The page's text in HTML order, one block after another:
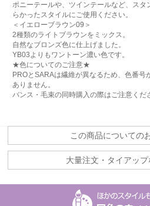
ポニーテールや、ツインテールなど、スタ
らかったスタイルにご使用ください。
＜イエローブラウン09＞
2種類のライトブラウンをミックス。
自然なブロンズ色に仕上げました。
YB03よりもワントーン濃い色です。
★色についてのご注意★
PROとSARAは繊維が異なるため、色番号
ありません。
バンス・毛束の同時購入の際はご注意くだ
この商品についての
大量注文・タイアッ